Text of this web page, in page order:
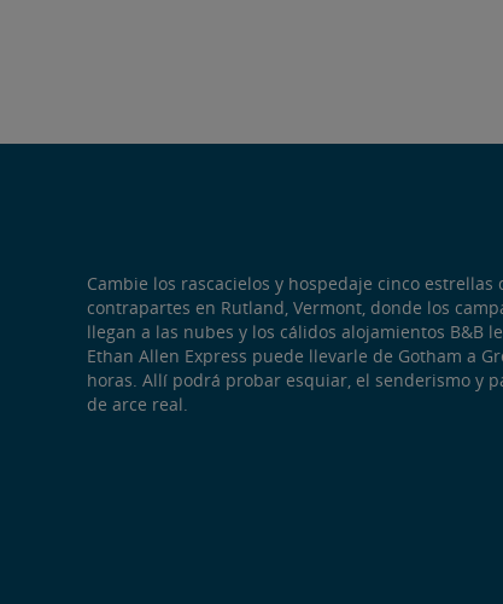
Cambie los rascacielos y hospedaje cinco
contrapartes en Rutland, Vermont, donde los
llegan a las nubes y los cálidos alojamientos B&B
Ethan Allen Express puede llevarle de Gotham a
horas. Allí podrá probar esquiar, el senderismo y
de arce real.